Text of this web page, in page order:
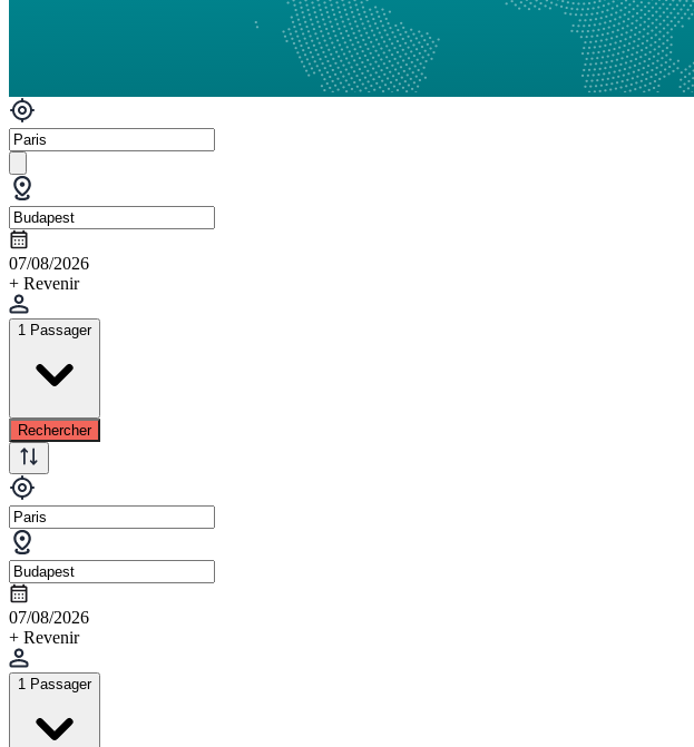
07/08/2026
+ Revenir
1 Passager
Rechercher
07/08/2026
+ Revenir
1 Passager